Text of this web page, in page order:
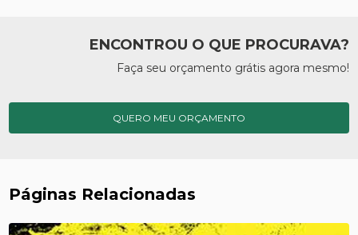
ENCONTROU O QUE PROCURAVA?
Faça seu orçamento grátis agora mesmo!
QUERO MEU ORÇAMENTO
Páginas Relacionadas